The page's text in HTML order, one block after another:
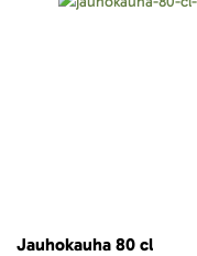
Jauhokauha 80 cl